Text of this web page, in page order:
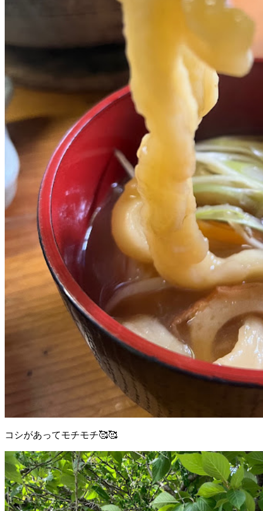
コシがあってモチモチ🥰🥰